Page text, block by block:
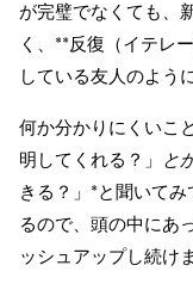
が完璧でなくても、
く、**反復（イテレ
している友人のよう
何か分かりにくいこ
明してくれる？」
と
きる？」*と聞いて
るので、頭の中にあ
ッシュアップし続け